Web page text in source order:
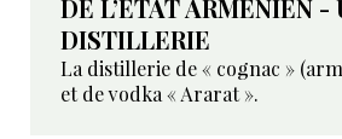
DE L’ÉTAT ARMÉNIEN -
DISTILLERIE
La distillerie de « cognac »
et de vodka « Ararat ».